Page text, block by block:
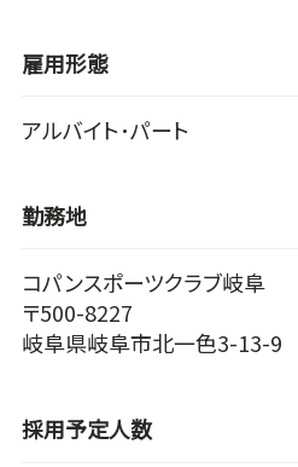
雇用形態
アルバイト･パート
勤務地
コパンスポーツクラブ岐阜
〒500-8227
岐阜県岐阜市北一色3-13-9
採用予定人数